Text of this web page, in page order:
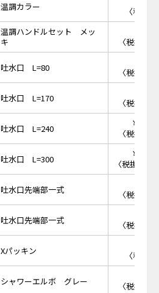
温調カラー
〈税抜
温調ハンドルセット メッ
キ
〈税抜価
吐水口 L=80
〈税抜価
吐水口 L=170
〈税抜価
吐水口 L=240
￥
〈税抜価
吐水口 L=300
￥
〈税抜価格
吐水口先端部一式
〈税抜価
吐水口先端部一式
〈税抜価
Xパッキン
〈税抜
シャワーエルボ グレー
〈税抜価